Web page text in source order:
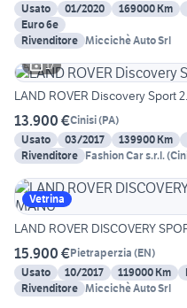
Usato
01/2020 169000 Km
Euro 6e
Rivenditore Miccichè Auto Srl
17
LAND ROVER Discovery Sport
13.900 €Cinisi(PA)
Usato
03/2017 139900 Km
Rivenditore Fashion Car s.r.l.
Vetrina
LAND ROVER DISCOVERY
15.900 €Pietraperzia (EN)
Usato
10/2017 119000 Km
Rivenditore Miccichè Auto Srl